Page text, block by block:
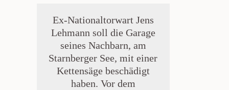
Ex-Nationaltorwart Jens
Lehmann soll die Garage
seines Nachbarn, am
Starnberger See, mit einer
Kettensäge beschädigt
haben. Vor dem